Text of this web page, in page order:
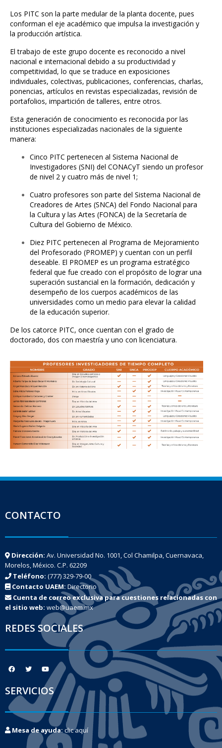
Los PITC son la parte medular de la planta docente, pues
conforman el eje académico que impulsa la investigación y
la producción artística.
El trabajo de este grupo docente es reconocido a nivel
nacional e internacional debido a su productividad y
competitividad, lo que se traduce en exposiciones
individuales, colectivas, publicaciones, conferencias, charlas,
ponencias, artículos en revistas especializadas, revisión de
portafolios, impartición de talleres, entre otros.
Esta generación de conocimiento es reconocida por las
instituciones especializadas nacionales de la siguiente
manera:
Cinco PITC pertenecen al Sistema Nacional de
Investigadores (SNI) del CONACyT siendo un profesor
de nivel 2 y cuatro más de nivel 1;
Cuatro profesores son parte del Sistema Nacional de
Creadores de Artes (SNCA) del Fondo Nacional para
la Cultura y las Artes (FONCA) de la Secretaría de
Cultura del Gobierno de México.
Diez PITC pertenecen al Programa de Mejoramiento
del Profesorado (PROMEP) y cuentan con un perfil
deseable. El PROMEP es un programa estratégico
federal que fue creado con el propósito de lograr una
superación sustancial en la formación, dedicación y
desempeño de los cuerpos académicos de las
universidades como un medio para elevar la calidad
de la educación superior.
De los catorce PITC, once cuentan con el grado de
doctorado, dos con maestría y uno con licenciatura.
CONTACTO
Dirección: Av. Universidad No. 1001, Col Chamilpa, Cuernavaca,
Morelos, México. C.P. 62209
Teléfono: (777) 329-79-00
Contacto UAEM: Directorio
Cuenta de correo exclusiva para cuestiones relacionadas con
el sitio web: web@uaem.mx
REDES SOCIALES
SERVICIOS
Mesa de ayuda: clic aquí